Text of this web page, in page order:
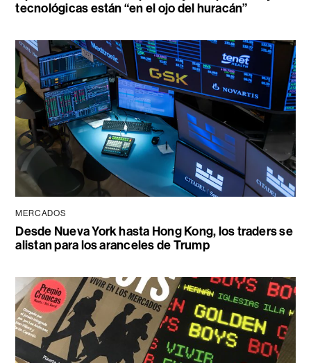
tecnológicas están “en el ojo del huracán”
MERCADOS
Desde Nueva York hasta Hong Kong, los traders se
alistan para los aranceles de Trump